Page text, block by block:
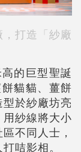
打造 「紗廠
的巨型聖誕
貓貓、薑餅
於紗廠坊亮
紗線將大小
不同人士，
咭影相。